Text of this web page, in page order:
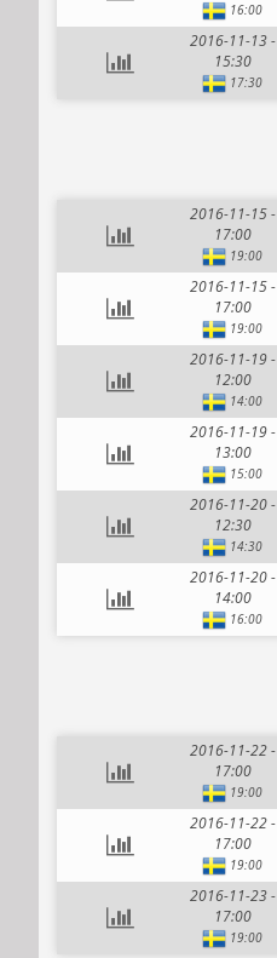
16:00
2016-11-13 -
15:30
17:30
2016-11-15 -
17:00
19:00
2016-11-15 -
17:00
19:00
2016-11-19 -
12:00
14:00
2016-11-19 -
13:00
15:00
2016-11-20 -
12:30
14:30
2016-11-20 -
14:00
16:00
2016-11-22 -
17:00
19:00
2016-11-22 -
17:00
19:00
2016-11-23 -
17:00
19:00